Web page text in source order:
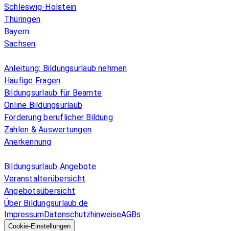
Schleswig-Holstein
Thüringen
Bayern
Sachsen
Anleitung: Bildungsurlaub nehmen
Häufige Fragen
Bildungsurlaub für Beamte
Online Bildungsurlaub
Förderung beruflicher Bildung
Zahlen & Auswertungen
Anerkennung
Bildungsurlaub Angebote
Veranstalterübersicht
Angebotsübersicht
Über Bildungsurlaub.de
ImpressumDatenschutzhinweiseAGBs
Cookie-Einstellungen